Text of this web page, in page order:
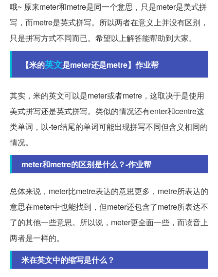
哦~ 原来meter和metre是同一个意思，只是meter是美式拼
写，而metre是英式拼写。所以两者在意义上并没有区别，
只是拼写方式不同而已。希望以上解答能帮助到大家。
【米的英文是meter还是metre】作业帮
其实，米的英文可以是meter或者metre，这取决于是使用
美式拼写还是英式拼写。类似的情况还有enter和centre这
类单词，以-ter结尾的单词可能出现拼写不同但含义相同的
情况。
meter和metre的区别是什么？-作业帮
总体来说，meter比metre表达的意思更多，metre所表达的
意思在meter中也能找到，但meter还包含了metre所表达不
了的其他一些意思。所以说，meter更全面一些，而读音上
两者是一样的。
米在英文中的缩写是什么？